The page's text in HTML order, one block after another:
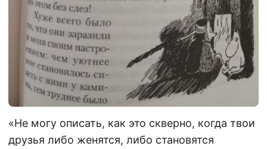
«Не могу описать, как это скверно, когда твои
друзья либо женятся, либо становятся